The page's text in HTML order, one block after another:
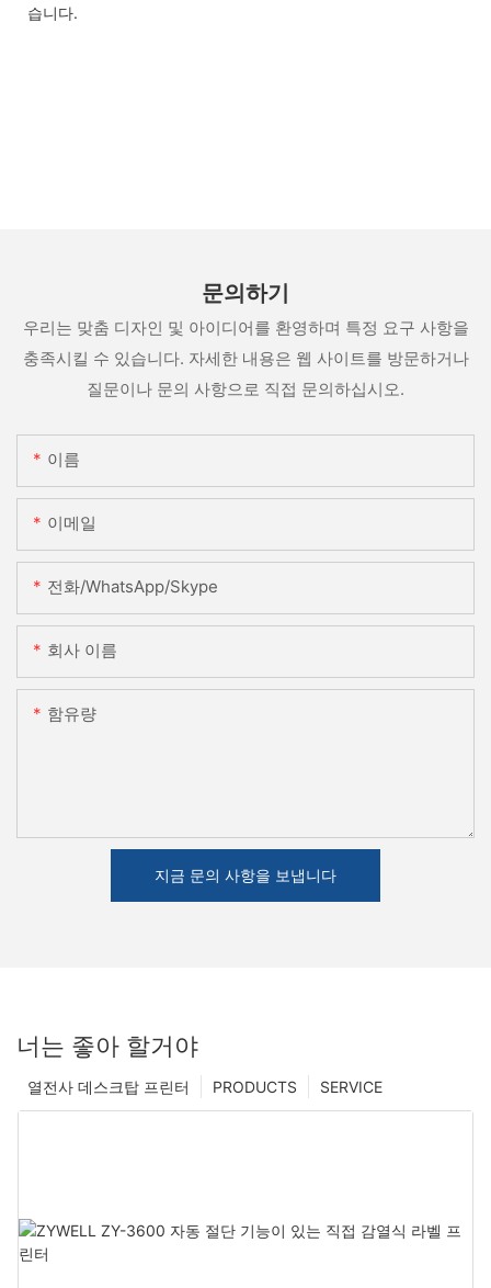
습니다.
문의하기
우리는 맞춤 디자인 및 아이디어를 환영하며 특정 요구 사항을
충족시킬 수 있습니다. 자세한 내용은 웹 사이트를 방문하거나
질문이나 문의 사항으로 직접 문의하십시오.
이름
이메일
전화/WhatsApp/Skype
회사 이름
함유량
지금 문의 사항을 보냅니다
너는 좋아 할거야
SERVICE
PRODUCTS
열전사 데스크탑 프린터